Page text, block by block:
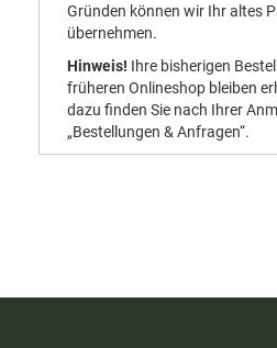
Gründen können wir Ihr altes
übernehmen.
Hinweis! Ihre bisherigen
früheren Onlineshop bleiben
dazu finden Sie nach Ihrer
„Bestellungen & Anfragen“.